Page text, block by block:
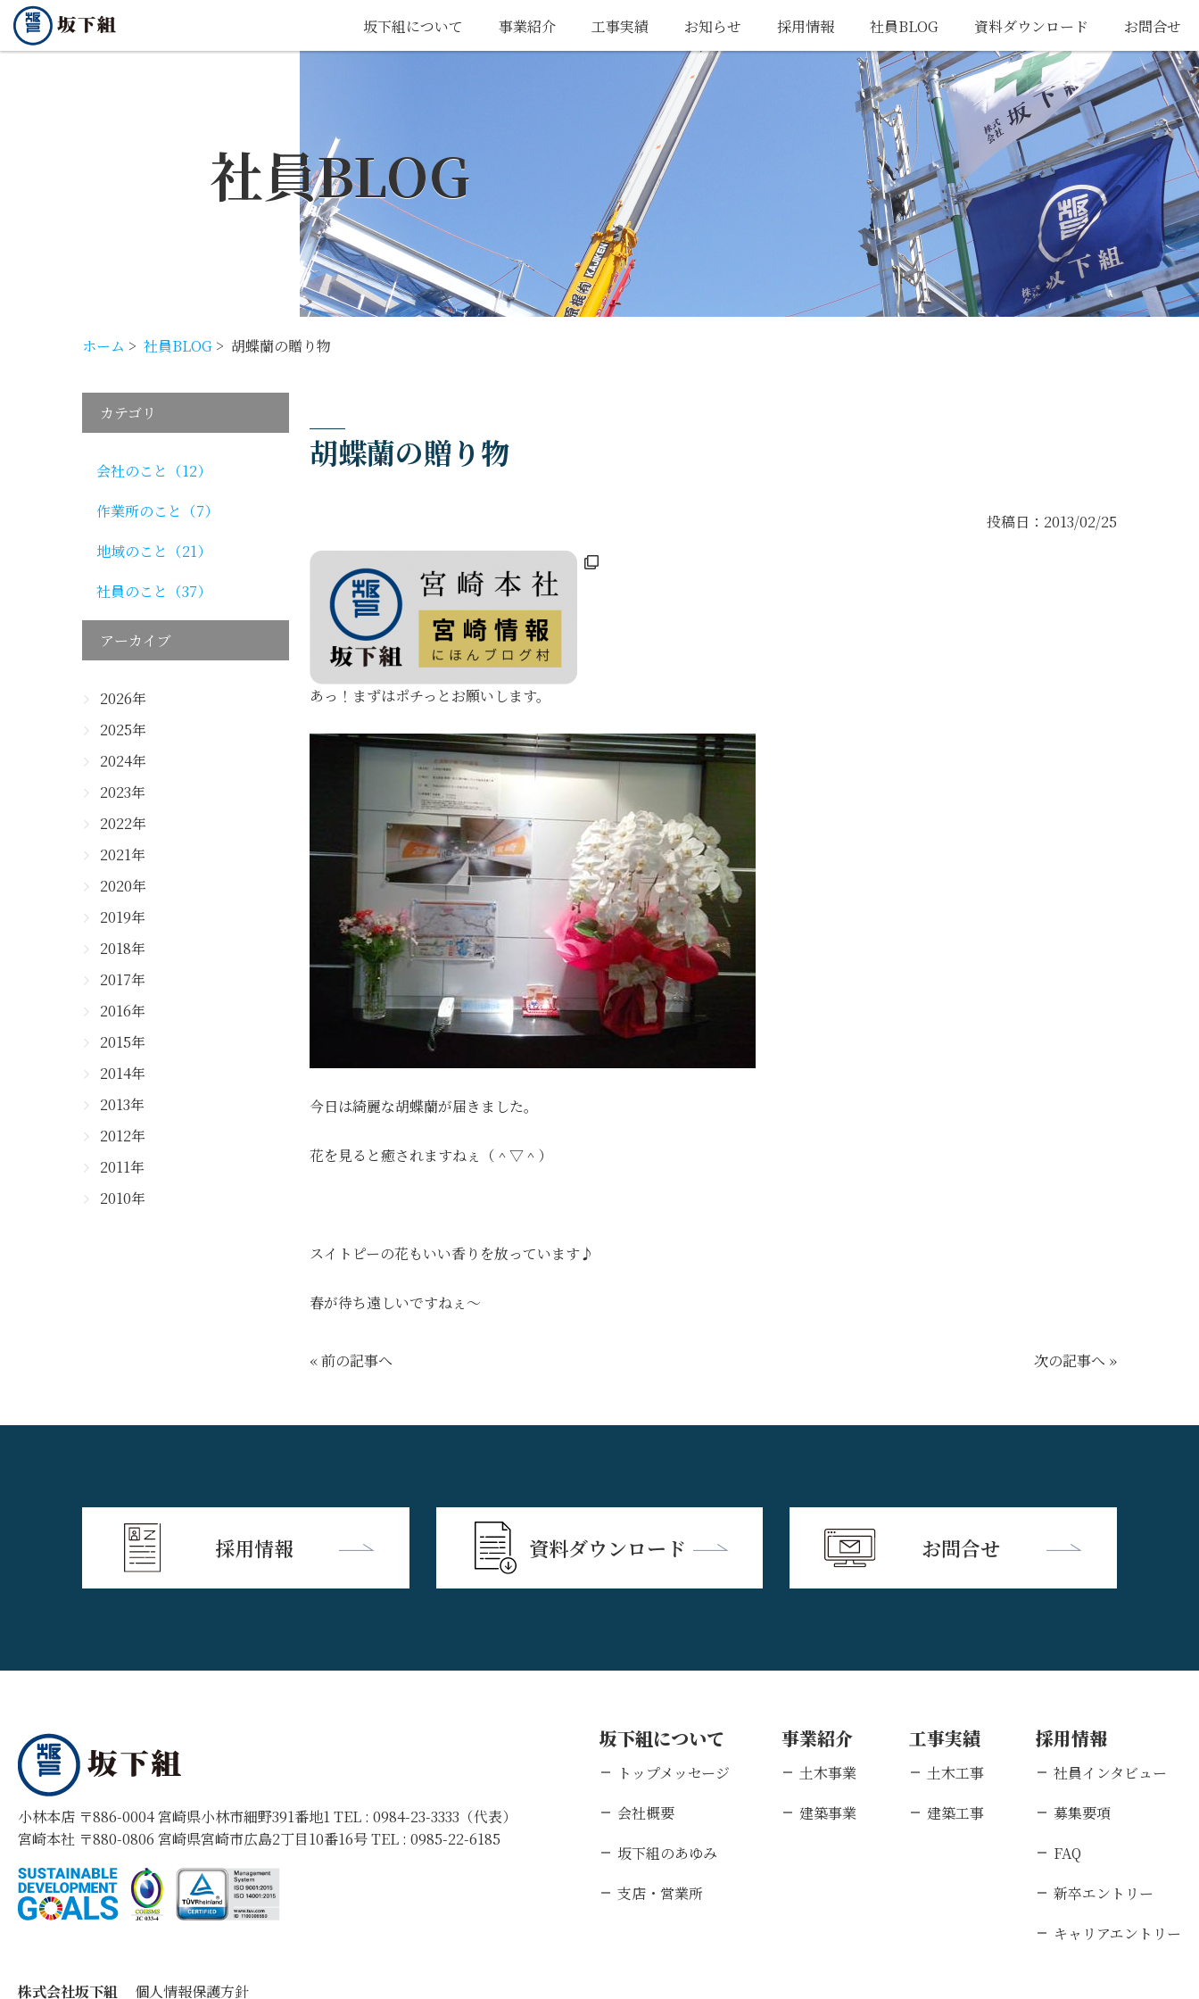
坂下組について 事業紹介 工事実績 お知らせ 採用情報 社員BLOG 資料ダウンロード お問合せ
社員BLOG
ホーム > 社員BLOG > 胡蝶蘭の贈り物
胡蝶蘭の贈り物
投稿日：2013/02/25
あっ！まずはポチっとお願いします。
今日は綺麗な胡蝶蘭が届きました。
花を見ると癒されますねぇ（＾▽＾）
スイトピーの花もいい香りを放っています♪
春が待ち遠しいですねぇ〜
« 前の記事へ 次の記事へ »
カテゴリ
会社のこと（12）
作業所のこと（7）
地域のこと（21）
社員のこと（37）
アーカイブ
2026年
2025年
2024年
2023年
2022年
2021年
2020年
2019年
2018年
2017年
2016年
2015年
2014年
2013年
2012年
2011年
2010年
採用情報 資料ダウンロード お問合せ
小林本店 〒886-0004 宮崎県小林市細野391番地1 TEL : 0984-23-3333（代表）
宮崎本社 〒880-0806 宮崎県宮崎市広島2丁目10番16号 TEL : 0985-22-6185
坂下組について
トップメッセージ
会社概要
坂下組のあゆみ
支店・営業所
事業紹介
土木事業
建築事業
工事実績
土木工事
建築工事
採用情報
社員インタビュー
募集要項
FAQ
新卒エントリー
キャリアエントリー
株式会社坂下組 個人情報保護方針